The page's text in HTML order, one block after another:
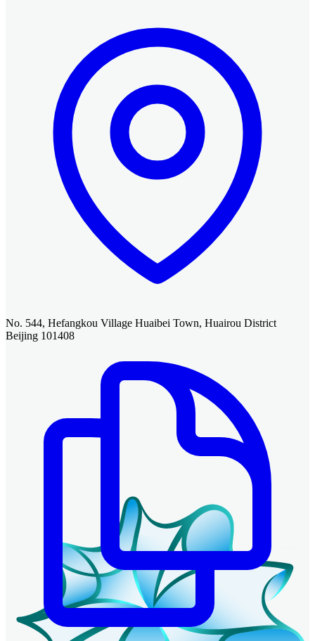
No. 544, Hefangkou Village Huaibei Town, Huairou District
Beijing 101408